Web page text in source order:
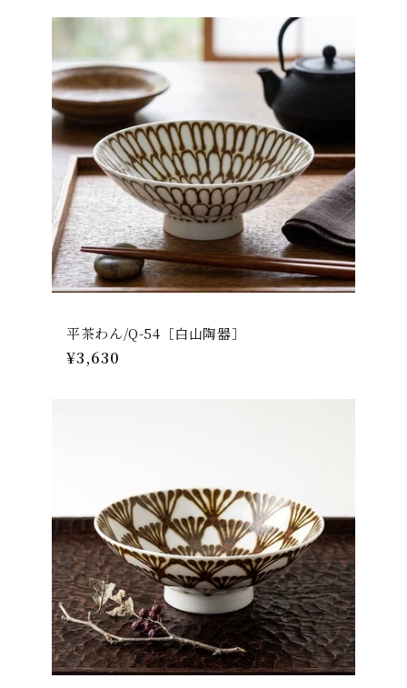
価
格
平茶わん/Q-54［白山陶器］
通
¥3,630